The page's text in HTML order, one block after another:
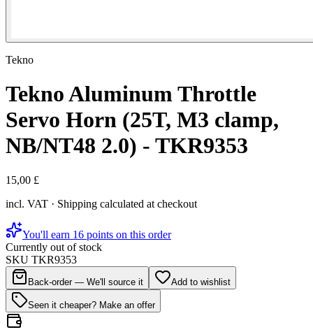
Tekno
Tekno Aluminum Throttle
Servo Horn (25T, M3 clamp,
NB/NT48 2.0) - TKR9353
15,00 £
incl. VAT · Shipping calculated at checkout
You'll earn 16 points on this order
Currently out of stock
SKU TKR9353
Back-order — We'll source it Add to wishlist
Seen it cheaper? Make an offer